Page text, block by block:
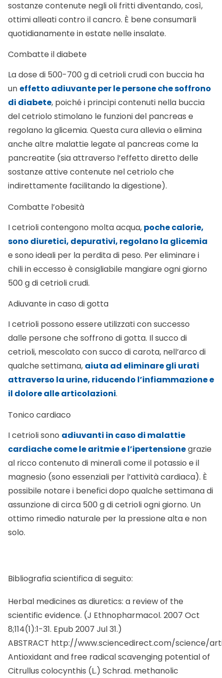
sostanze contenute negli oli fritti diventando, così,
ottimi alleati contro il cancro. È bene consumarli
quotidianamente in estate nelle insalate.
Combatte il diabete
La dose di 500-700 g di cetrioli crudi con buccia ha
un effetto adiuvante per le persone che soffrono
di diabete, poiché i principi contenuti nella buccia
del cetriolo stimolano le funzioni del pancreas e
regolano la glicemia. Questa cura allevia o elimina
anche altre malattie legate al pancreas come la
pancreatite (sia attraverso l’effetto diretto delle
sostanze attive contenute nel cetriolo che
indirettamente facilitando la digestione).
Combatte l’obesità
I cetrioli contengono molta acqua, poche calorie,
sono diuretici, depurativi, regolano la glicemia
e sono ideali per la perdita di peso. Per eliminare i
chili in eccesso è consigliabile mangiare ogni giorno
500 g di cetrioli crudi.
Adiuvante in caso di gotta
I cetrioli possono essere utilizzati con successo
dalle persone che soffrono di gotta. Il succo di
cetrioli, mescolato con succo di carota, nell’arco di
qualche settimana, aiuta ad eliminare gli urati
attraverso la urine, riducendo l’infiammazione e
il dolore alle articolazioni.
Tonico cardiaco
I cetrioli sono adiuvanti in caso di malattie
cardiache come le aritmie e l’ipertensionegrazie
al ricco contenuto di minerali come il potassio e il
magnesio (sono essenziali per l’attività cardiaca). È
possibile notare i benefici dopo qualche settimana di
assunzione di circa 500 g di cetrioli ogni giorno. Un
ottimo rimedio naturale per la pressione altae non
solo.
Bibliografia scientifica di seguito:
Herbal medicines as diuretics: a review of the
scientific evidence. (J Ethnopharmacol. 2007 Oct
8;114(1):1-31. Epub 2007 Jul 31.)
ABSTRACT http://www.sciencedirect.com/science/
Antioxidant and free radical scavenging potential of
Citrullus colocynthis (L.) Schrad. methanolic